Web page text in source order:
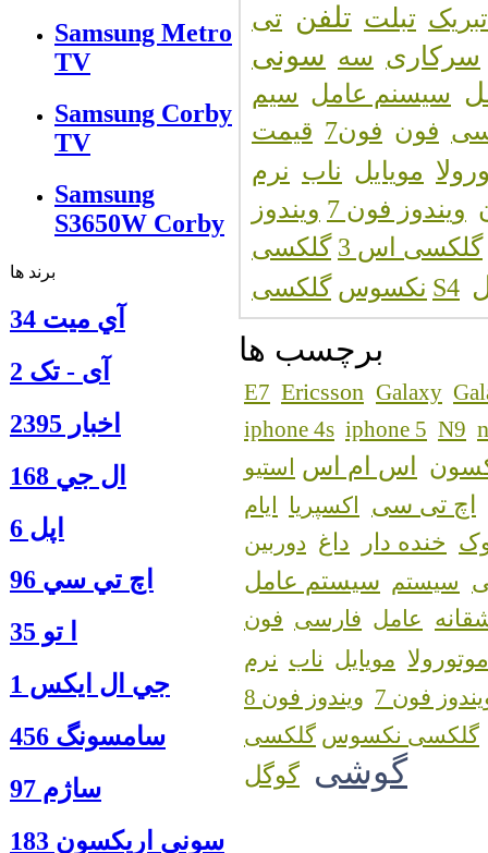
Samsung Metro
TV
Samsung Corby
TV
Samsung
S3650W Corby
برند ها
آي ميت 34
آی - تک 2
اخبار 2395
ال جي 168
اپل 6
اچ تي سي 96
ا‍ تو 35
جي ال ايكس 1
سامسونگ 456
ساژم 97
سوني اريكسون 183
تبریک تبلت تلفن تی
سرکاری سه سونی
سیسنم عامل سیم
فون فون7 قیمت
مویایل ناب نرم
ویندوز فون 7
ویندوز
گلکسی اس 3
گلکسی
نکسوس گلکسیS4
برچسب ها
E7 Ericsson Galaxy
iphone 4s iphone 5 N9
اس ام اس استیو
اچ تی سی اکسپریا ایام
خنده دار داغ دوربین
سیستم سیستم عامل
عامل فارسی فون
موتورولا مویایل ناب نرم
فون 7
ویندوز فون 8
گلکسی نکسوس
گوشی گوگل